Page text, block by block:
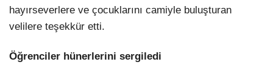
hayırseverlere ve çocuklarını camiyle buluşturan
velilere teşekkür etti.
Öğrenciler hünerlerini sergiledi